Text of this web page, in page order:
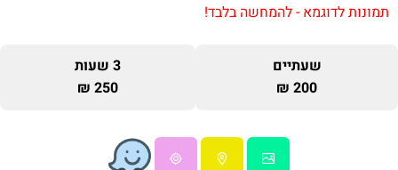
תמונות לדוגמא - להמחשה בלבד!
שעתיים
200 ₪
3 שעות
250 ₪